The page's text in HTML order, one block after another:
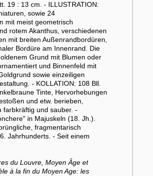
19 : 13 cm. - ILLUSTRATION:
sowie 24
mit meist geometrisch
rotem Akanthus, verschiedenen
mit breiten Außenrandbordüren,
Bordüre am Innenrand. Die
Grund mit Blumen oder
und Binnenfeld mit
sowie einzeiligen
- KOLLATION: 108 Bll.
Tinte, Hervorhebungen
und etw. berieben,
farbkräftig und sauber. -
in Majuskeln (18. Jh.).
fragmentarisch
Jahrhunderts. - Seit einem
du Louvre, Moyen Âge et
à la fin du Moyen Age: les